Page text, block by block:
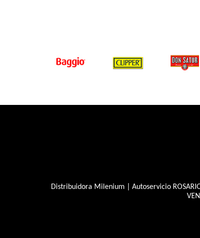
Distribuidora Milenium | Autoservicio